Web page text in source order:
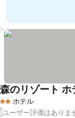
2 ホテルのランク
ホテル
森のリゾート
/ユーザー評価はありま